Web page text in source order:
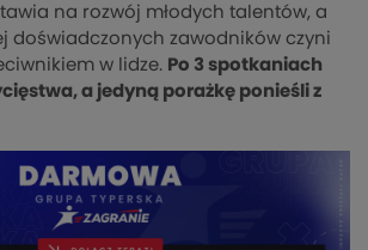
na rozwój młodych talentów, a
doświadczonych zawodników czyni
w lidze. Po 3 spotkaniach
a jedyną porażkę ponieśli z